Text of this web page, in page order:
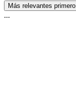
Más relevantes primero
...